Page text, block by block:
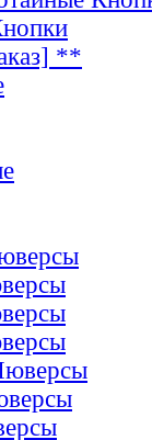
**